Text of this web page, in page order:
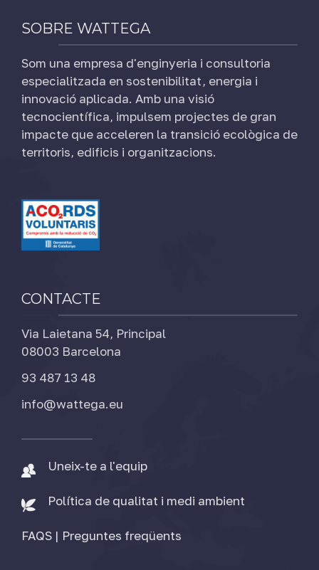
SOBRE WATTEGA
Som una empresa d'enginyeria i consultoria
especialitzada en sostenibilitat, energia i
innovació aplicada. Amb una visió
tecnocientífica, impulsem projectes de gran
impacte que acceleren la transició ecològica de
territoris, edificis i organitzacions.
CONTACTE
Via Laietana 54, Principal
08003 Barcelona
93 487 13 48
info@wattega.eu
Uneix-te a l'equip
Política de qualitat i medi ambient
FAQS | Preguntes freqüents